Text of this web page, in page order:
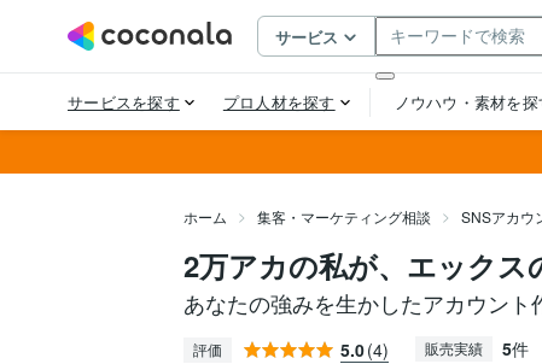
ホーム 集客・マーケティング相談 SNSアカウ
2万アカの私が、エック
あなたの強みを生かしたアカウント
評価 5.0(4) 販売実績 5件